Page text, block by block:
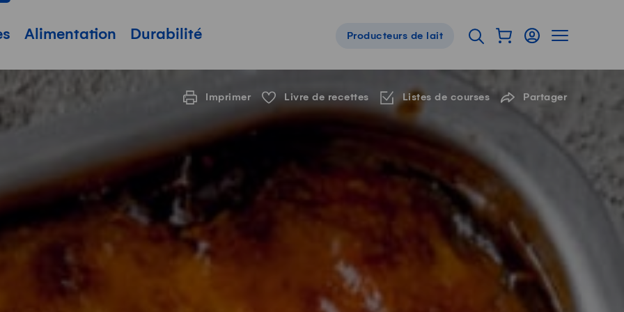
Alimentation Durabilité
Navigation de pied de page
Producteurs de lait Ouvrir l'onglet de
Afficher mon panier
ConnexionAfficher la
Imprimer Livre de recettes Listes de courses Partager